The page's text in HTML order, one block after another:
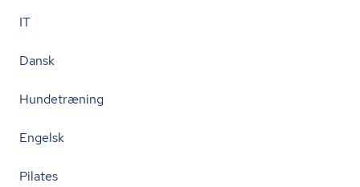
IT
Dansk
Hundetræning
Engelsk
Pilates